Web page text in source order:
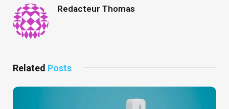
Redacteur Thomas
Related Posts